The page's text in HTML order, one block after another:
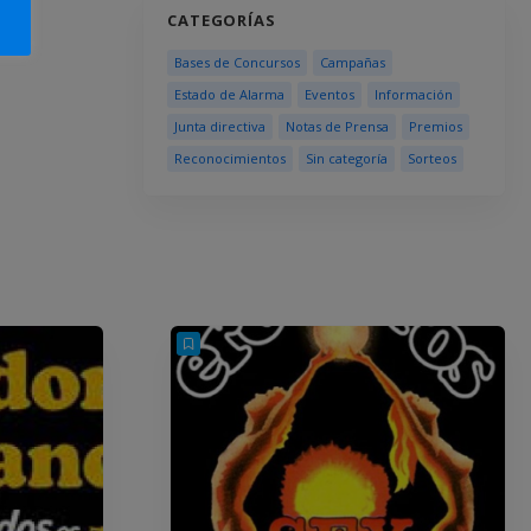
CATEGORÍAS
Bases de Concursos
Campañas
Estado de Alarma
Eventos
Información
Junta directiva
Notas de Prensa
Premios
Reconocimientos
Sin categoría Sorteos